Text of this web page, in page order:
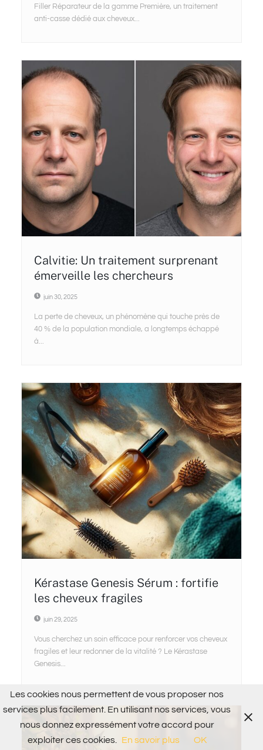
Filler Réparateur de la gamme Première, un traitement
anti-casse dédié aux cheveux...
Calvitie: Un traitement surprenant
émerveille les chercheurs
juin 30, 2025
La perte de cheveux, un phénomène qui touche près de
40 % de la population mondiale, a longtemps échappé
à...
Kérastase Genesis Sérum : fortifie
les cheveux fragiles
juin 29, 2025
Vous cherchez un soin efficace pour renforcer vos cheveux
fragiles et leur redonner de la vitalité ? Le Kérastase
Genesis...
Les cookies nous permettent de vous proposer nos
services plus facilement. En utilisant nos services, vous
nous donnez expressément votre accord pour
exploiter ces cookies.
En savoir plus OK